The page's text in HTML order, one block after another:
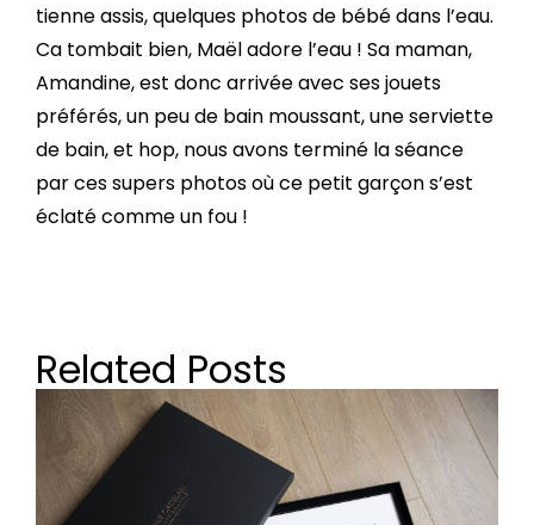
tienne assis, quelques photos de bébé dans l’eau.
Ca tombait bien, Maël adore l’eau ! Sa maman,
Amandine, est donc arrivée avec ses jouets
préférés, un peu de bain moussant, une serviette
de bain, et hop, nous avons terminé la séance
par ces supers photos où ce petit garçon s’est
éclaté comme un fou !
Related Posts